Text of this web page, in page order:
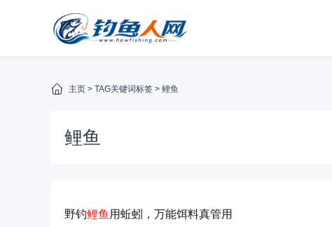
主页 > TAG关键词标签 > 鲤鱼
鲤鱼
野钓鲤鱼 用蚯蚓，万能饵料真管用